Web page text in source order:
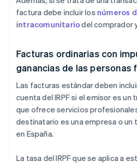
factura debe incluir los números
intracomunitariodel comprador
Facturas ordinarias con
ganancias de las personas
Las facturas estándar deben
cuenta del IRPF si el emisor es un
que ofrece servicios
destinatario es una empresa o un
en España.
La tasa del IRPF que se aplica a